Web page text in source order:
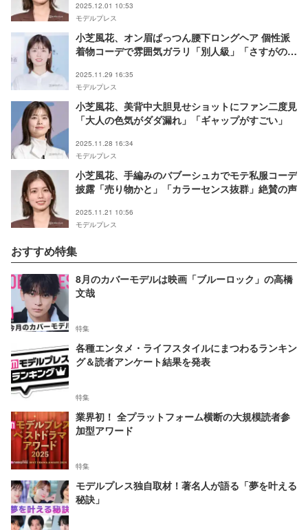
2025.12.01 10:53
モデルプレス
小芝風花、オン眉ぱっつん腰下ロングヘア 個性派
着物コーデで雰囲気ガラリ「別人級」「さすがの着
2025.11.29 16:35
モデルプレス
小芝風花、美背中大胆見せショットにファン二度見
「大人の色気がダダ漏れ」「ギャップがすごい」
2025.11.28 16:34
モデルプレス
小芝風花、手編みのバブーシュカでモテ私服コーデ
披露「売り物かと」「カラーセンス抜群」絶賛の声
2025.11.21 10:56
モデルプレス
おすすめ特集
8月のカバーモデルは映画「ブルーロック」の高橋
文哉
特集
各種エンタメ・ライフスタイルにまつわるランキン
グ＆読者アンケート結果を発表
特集
業界初！ 全プラットフォーム横断の大規模読者参
加型アワード
特集
モデルプレス独自取材！著名人が語る「夢を叶える
秘訣」